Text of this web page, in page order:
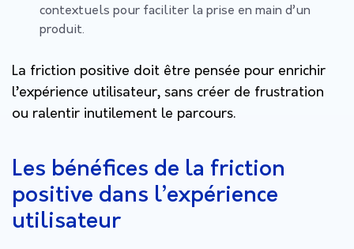
contextuels pour faciliter la prise en main d’un
produit.
La friction positive doit être pensée pour enrichir
l’expérience utilisateur, sans créer de frustration
ou ralentir inutilement le parcours.
Les bénéfices de la friction
positive dans l’expérience
utilisateur